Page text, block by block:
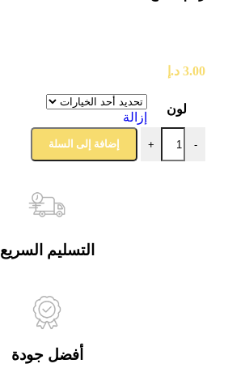
3.00 د.إ
لون
إزالة
-
+ إضافة إلى السلة
التسليم السريع
أفضل جودة